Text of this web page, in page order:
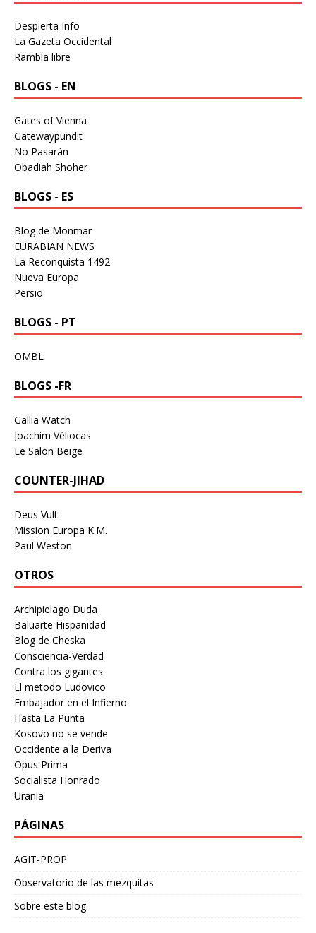
Despierta Info
La Gazeta Occidental
Rambla libre
BLOGS - EN
Gates of Vienna
Gatewaypundit
No Pasarán
Obadiah Shoher
BLOGS - ES
Blog de Monmar
EURABIAN NEWS
La Reconquista 1492
Nueva Europa
Persio
BLOGS - PT
OMBL
BLOGS -FR
Gallia Watch
Joachim Véliocas
Le Salon Beige
COUNTER-JIHAD
Deus Vult
Mission Europa K.M.
Paul Weston
OTROS
Archipielago Duda
Baluarte Hispanidad
Blog de Cheska
Consciencia-Verdad
Contra los gigantes
El metodo Ludovico
Embajador en el Infierno
Hasta La Punta
Kosovo no se vende
Occidente a la Deriva
Opus Prima
Socialista Honrado
Urania
PÁGINAS
AGIT-PROP
Observatorio de las mezquitas
Sobre este blog